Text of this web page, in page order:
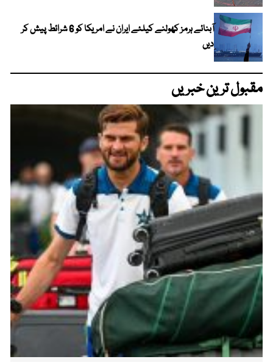
آبنائے ہرمز کھولنے کیلئے ایران نے امریکا کو 6 شرائط پیش کر
دیں
مقبول ترین خبریں